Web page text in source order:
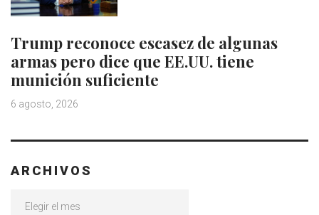
Trump reconoce escasez de algunas
armas pero dice que EE.UU. tiene
munición suficiente
6 agosto, 2026
ARCHIVOS